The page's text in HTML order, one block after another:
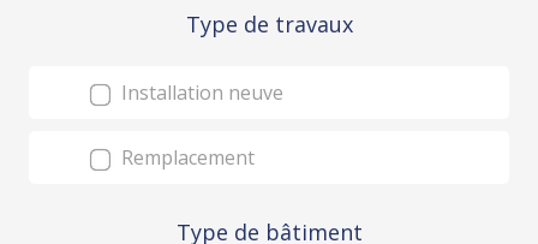
Type de travaux
Installation neuve
Remplacement
Type de bâtiment